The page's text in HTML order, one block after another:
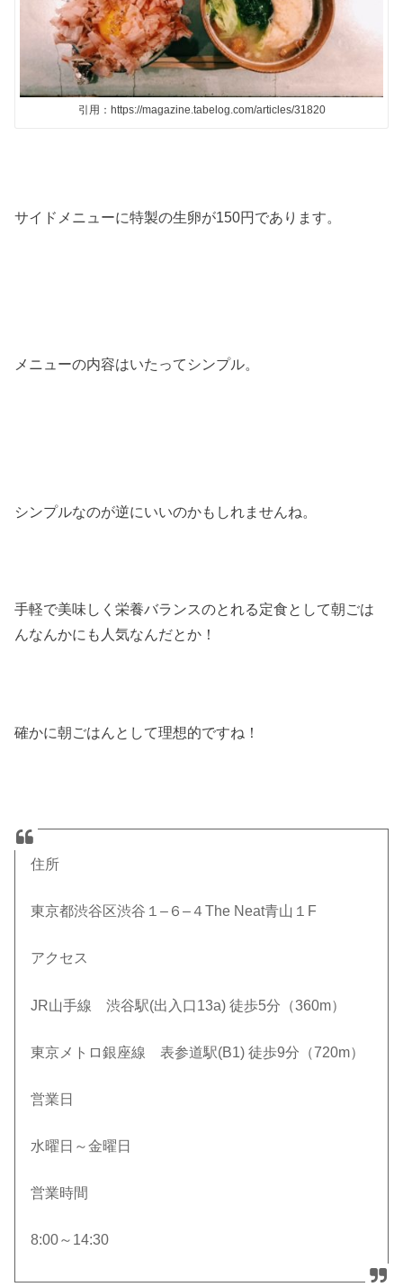
引用：https://magazine.tabelog.com/articles/31820
サイドメニューに特製の生卵が150円であります。
メニューの内容はいたってシンプル。
シンプルなのが逆にいいのかもしれませんね。
手軽で美味しく栄養バランスのとれる定食として朝ごは
んなんかにも人気なんだとか！
確かに朝ごはんとして理想的ですね！
住所
東京都渋谷区渋谷１– ６–４The Neat青山１ F
アクセス
JR山手線 渋谷駅(出入口13a)徒歩5分（360m）
東京メトロ銀座線 表参道駅(B1)徒歩9分（720m）
営業日
水曜日～金曜日
営業時間
8:00～ 14:30